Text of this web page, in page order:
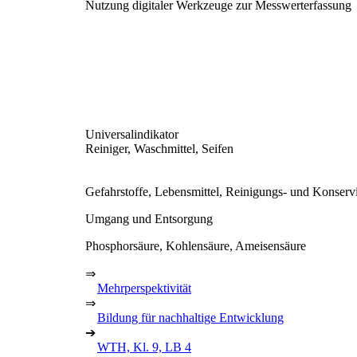
Nutzung digitaler Werkzeuge zur Messwerterfassung
Universalindikator
Reiniger, Waschmittel, Seifen
Gefahrstoffe, Lebensmittel, Reinigungs- und
Umgang und Entsorgung
Phosphorsäure, Kohlensäure, Ameisensäure
⇒
Mehrperspektivität
⇒
Bildung für nachhaltige Entwicklung
➔
WTH, Kl. 9, LB 4